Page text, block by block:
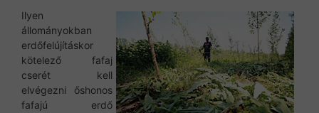
Ilyen
állományokban
erdőfelújításkor
kötelező fafaj
cserét kell
elvégezni őshonos
fafajú erdő